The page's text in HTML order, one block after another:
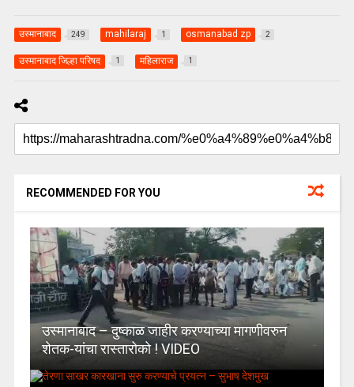
उस्मानाबाद 249 mahilaraj 1 osmanabad zp 2
उस्मानाबाद जिल्हा परिषद 1 महिलाराज 1
RECOMMENDED FOR YOU
उस्मानाबाद – दुष्काळ जाहीर करण्याच्या मागणीवरुन
शेतक-यांचा रास्तारोको ! VIDEO